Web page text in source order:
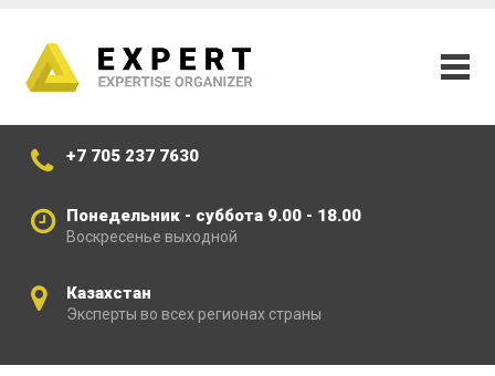
+7 705 237 7630
Понедельник - суббота 9.00 - 18.00
Воскресенье выходной
Казахстан
Эксперты во всех регионах страны